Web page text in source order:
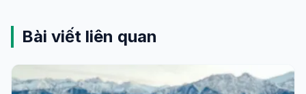
Bài viết liên quan